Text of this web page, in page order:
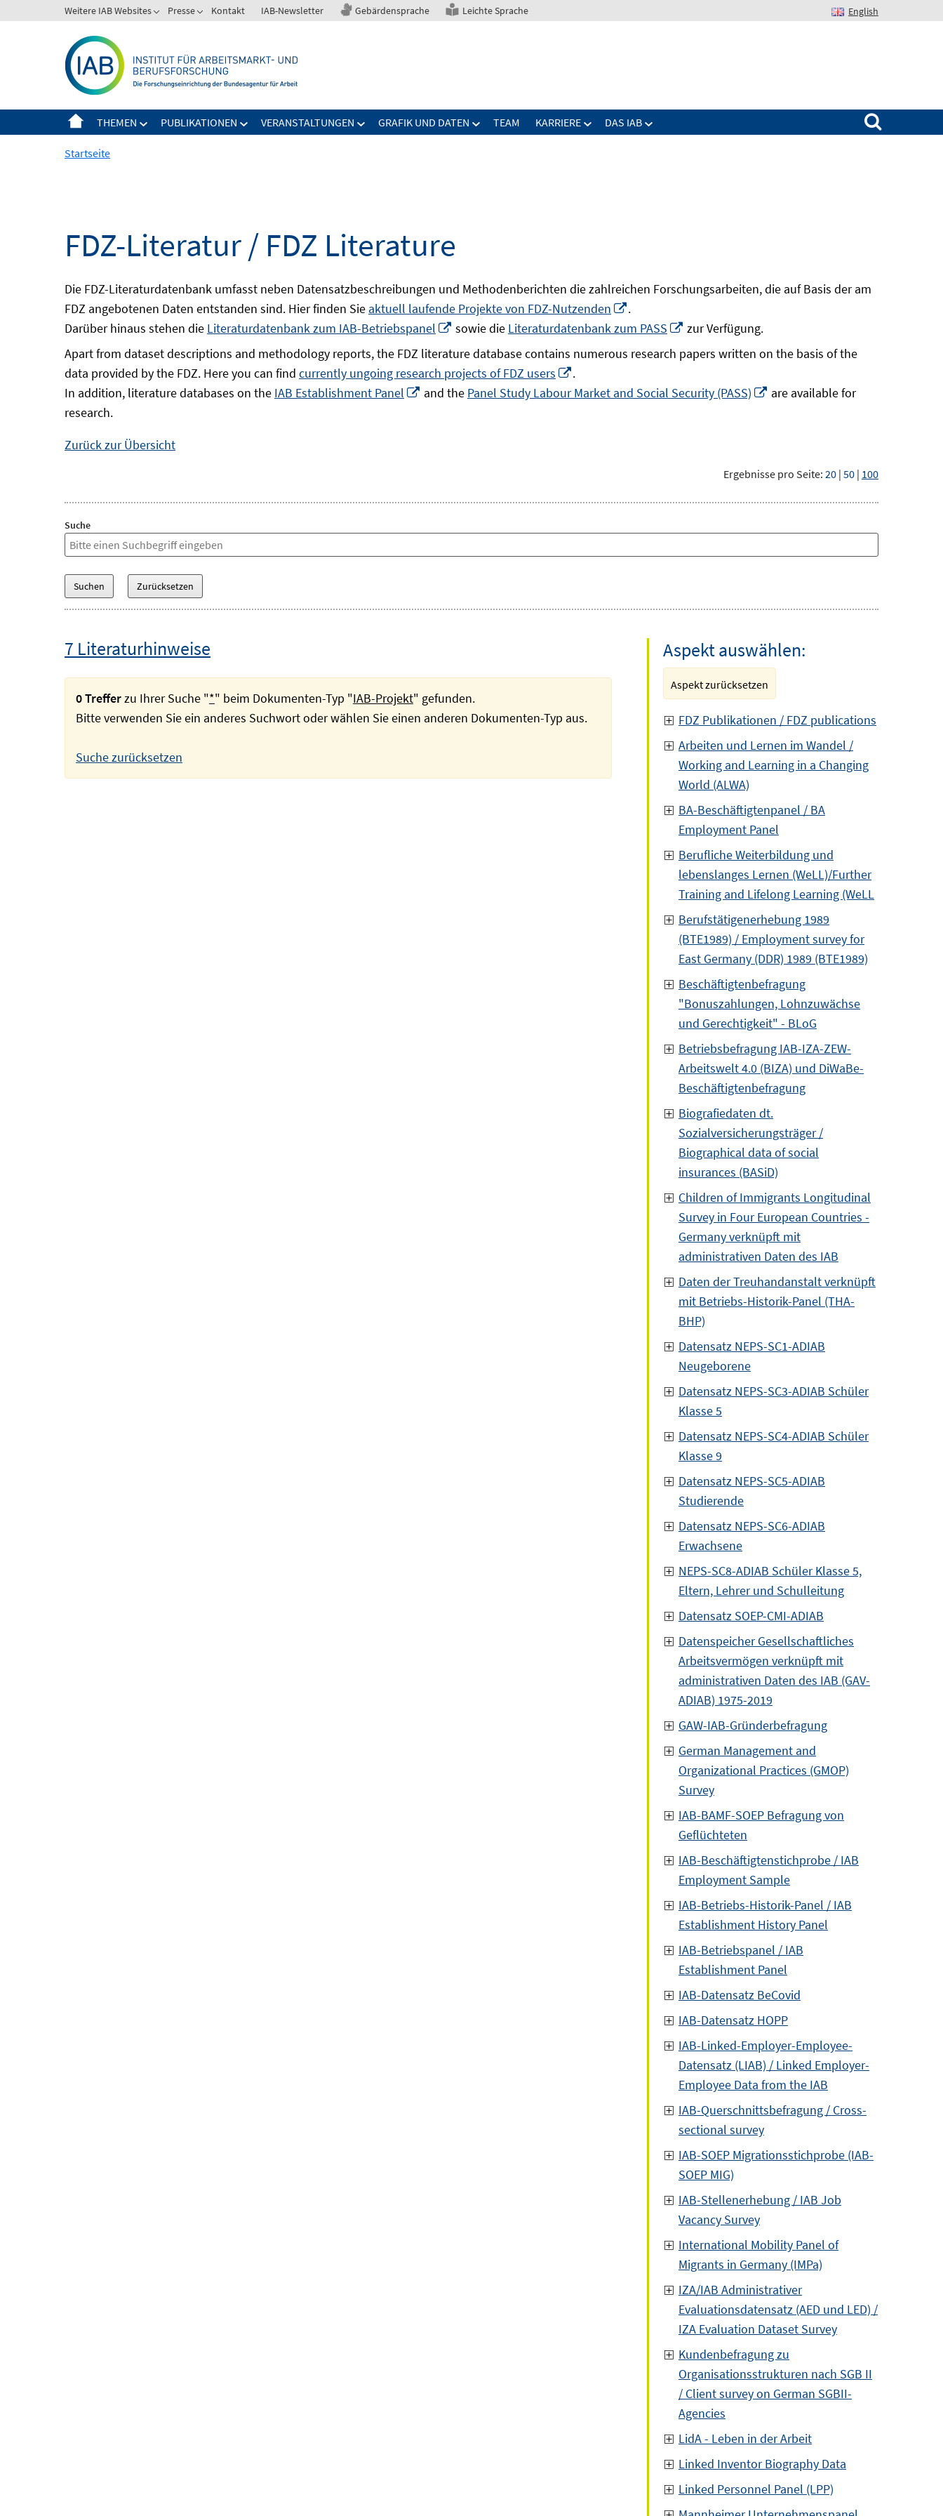
zum
Weitere IAB Websites Presse Kontakt IAB-Newsletter Gebärdensprache Leichte Sprache English
THEMEN PUBLIKATIONEN VERANSTALTUNGEN GRAFIK UND DATEN TEAM KARRIERE DAS IAB
Suchen nach:
Startseite
FDZ-Literatur / FDZ Literature
Die FDZ-Literaturdatenbank umfasst neben Datensatzbeschreibungen und Methodenberichten die zahlreichen Forschungsarbeiten, die auf Basis der am
FDZ angebotenen Daten entstanden sind. Hier finden Sie aktuell laufende Projekte von FDZ-Nutzenden
In
neuem
.
Darüber hinaus stehen die Literaturdatenbank zum IAB-Betriebspanel
In
neuem
Fenster
öffnen
sowie die Literaturdatenbank zum PASS
In
öffnen
zur Verfügung.
Apart from dataset descriptions and methodology reports, the FDZ literature database contains numerous research papers written on the basis of the
data provided by the FDZ. Here you can find currently ungoing research projects of FDZ users
In
neuem
.
In addition, literature databases on the IAB Establishment Panel
In
and the Panel Study Labour Market and Social Security (PASS)
In
are available for
research.
Zurück zur Übersicht
Ergebnisse pro Seite: 20 | 50 | 100
Suche
7 Literaturhinweise
0 Trefferzu Ihrer Suche "*" beim Dokumenten-Typ "IAB-Projekt" gefunden.
Bitte verwenden Sie ein anderes Suchwort oder wählen Sie einen anderen Dokumenten-Typ aus.
Suche zurücksetzen
Aspekt auswählen:
Aspekt zurücksetzen
FDZ Publikationen / FDZ publications
Arbeiten und Lernen im Wandel /
Working and Learning in a Changing
World (ALWA)
BA-Beschäftigtenpanel / BA
Employment Panel
Berufliche Weiterbildung und
lebenslanges Lernen (WeLL)/Further
Training and Lifelong Learning (WeLL
Berufstätigenerhebung 1989
(BTE1989) / Employment survey for
East Germany (DDR) 1989 (BTE1989)
Beschäftigtenbefragung
"Bonuszahlungen, Lohnzuwächse
und Gerechtigkeit" - BLoG
Betriebsbefragung IAB-IZA-ZEW-
Arbeitswelt 4.0 (BIZA) und DiWaBe-
Beschäftigtenbefragung
Biografiedaten dt.
Sozialversicherungsträger /
Biographical data of social
insurances (BASiD)
Children of Immigrants Longitudinal
Survey in Four European Countries -
Germany verknüpft mit
administrativen Daten des IAB
Daten der Treuhandanstalt verknüpft
mit Betriebs-Historik-Panel (THA-
BHP)
Datensatz NEPS-SC1-ADIAB
Neugeborene
Datensatz NEPS-SC3-ADIAB Schüler
Klasse 5
Datensatz NEPS-SC4-ADIAB Schüler
Klasse 9
Datensatz NEPS-SC5-ADIAB
Studierende
Datensatz NEPS-SC6-ADIAB
Erwachsene
NEPS-SC8-ADIAB Schüler Klasse 5,
Eltern, Lehrer und Schulleitung
Datensatz SOEP-CMI-ADIAB
Datenspeicher Gesellschaftliches
Arbeitsvermögen verknüpft mit
administrativen Daten des IAB (GAV-
ADIAB) 1975-2019
GAW-IAB-Gründerbefragung
German Management and
Organizational Practices (GMOP)
Survey
IAB-BAMF-SOEP Befragung von
Geflüchteten
IAB-Beschäftigtenstichprobe / IAB
Employment Sample
IAB-Betriebs-Historik-Panel / IAB
Establishment History Panel
IAB-Betriebspanel / IAB
Establishment Panel
IAB-Datensatz BeCovid
IAB-Datensatz HOPP
IAB-Linked-Employer-Employee-
Datensatz (LIAB) / Linked Employer-
Employee Data from the IAB
IAB-Querschnittsbefragung / Cross-
sectional survey
IAB-SOEP Migrationsstichprobe (IAB-
SOEP MIG)
IAB-Stellenerhebung / IAB Job
Vacancy Survey
International Mobility Panel of
Migrants in Germany (IMPa)
IZA/IAB Administrativer
Evaluationsdatensatz (AED und LED) /
IZA Evaluation Dataset Survey
Kundenbefragung zu
Organisationsstrukturen nach SGB II
/ Client survey on German SGBII-
Agencies
LidA - Leben in der Arbeit
Linked Inventor Biography Data
Linked Personnel Panel (LPP)